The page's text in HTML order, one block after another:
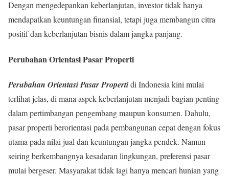
Dengan mengedepankan keberlanjutan, investor tidak hanya
mendapatkan keuntungan finansial, tetapi juga membangun citra
positif dan keberlanjutan bisnis dalam jangka panjang.
Perubahan Orientasi Pasar Properti
Perubahan Orientasi Pasar Propertidi Indonesia kini mulai
terlihat jelas, di mana aspek keberlanjutan menjadi bagian penting
dalam pertimbangan pengembang maupun konsumen. Dahulu,
pasar properti berorientasi pada pembangunan cepat dengan fokus
utama pada nilai jual dan keuntungan jangka pendek. Namun
seiring berkembangnya kesadaran lingkungan, preferensi pasar
mulai bergeser. Masyarakat tidak lagi hanya mencari hunian yang